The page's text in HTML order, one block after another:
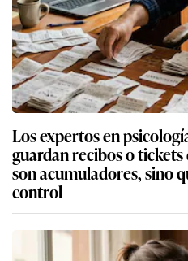
Los expertos en
guardan recibos o
son acumuladores, sino
control